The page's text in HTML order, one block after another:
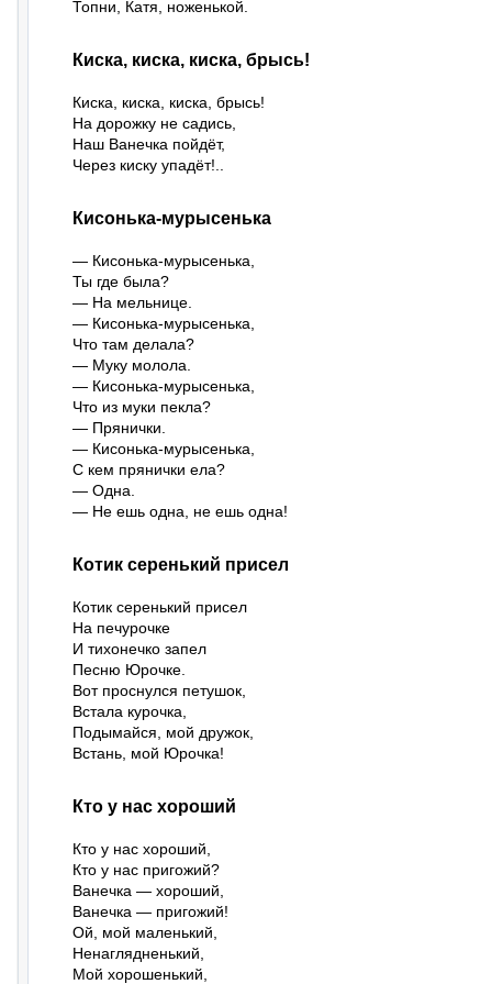
Топни, Катя, ноженькой.
Киска, киска, киска, брысь!
Киска, киска, киска, брысь!
На дорожку не садись,
Наш Ванечка пойдёт,
Через киску упадёт!..
Кисонька-мурысенька
— Кисонька-мурысенька,
Ты где была?
— На мельнице.
— Кисонька-мурысенька,
Что там делала?
— Муку молола.
— Кисонька-мурысенька,
Что из муки пекла?
— Прянички.
— Кисонька-мурысенька,
С кем прянички ела?
— Одна.
— Не ешь одна, не ешь одна!
Котик серенький присел
Котик серенький присел
На печурочке
И тихонечко запел
Песню Юрочке.
Вот проснулся петушок,
Встала курочка,
Подымайся, мой дружок,
Встань, мой Юрочка!
Кто у нас хороший
Кто у нас хороший,
Кто у нас пригожий?
Ванечка — хороший,
Ванечка — пригожий!
Ой, мой маленький,
Ненаглядненький,
Мой хорошенький,